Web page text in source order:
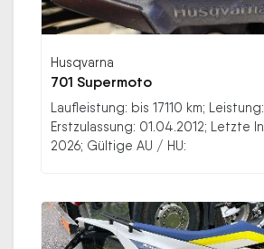
Husqvarna
701 Supermoto
Laufleistung: bis 17110 km;
Erstzulassung: 01.04.2012; Letzte
2026; Gültige AU / HU: